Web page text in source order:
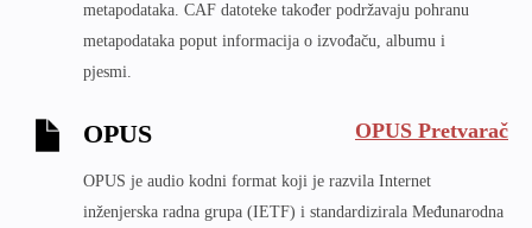
metapodataka. CAF datoteke također podržavaju pohranu
metapodataka poput informacija o izvođaču, albumu i
pjesmi.
OPUS OPUS Pretvarač
OPUS je audio kodni format koji je razvila Internet
inženjerska radna grupa (IETF) i standardizirala Međunarodna